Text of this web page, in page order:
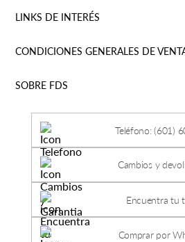
LINKS DE INTERÉS
CONDICIONES GENERALES DE
SOBRE FDS
Teléfono: (601)
Cambios y
Encuentra tu
Comprar por